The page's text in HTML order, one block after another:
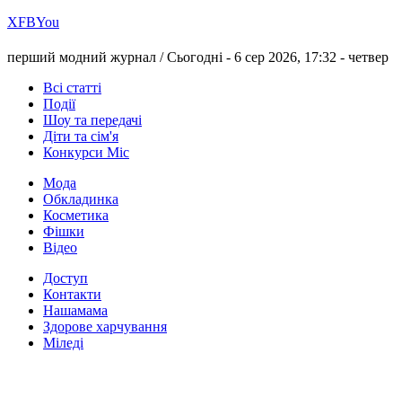
ХFBYou
перший модний журнал /Сьогодні - 6 сер 2026, 17:32 - четвер
Всі статті
Події
Шоу та передачі
Діти та сім'я
Конкурси Міс
Мода
Обкладинка
Косметика
Фішки
Відео
Доступ
Контакти
Нашамама
Здорове харчування
Міледі